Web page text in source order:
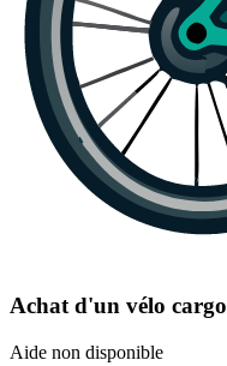
Achat d'un vélo cargo
Aide non disponible